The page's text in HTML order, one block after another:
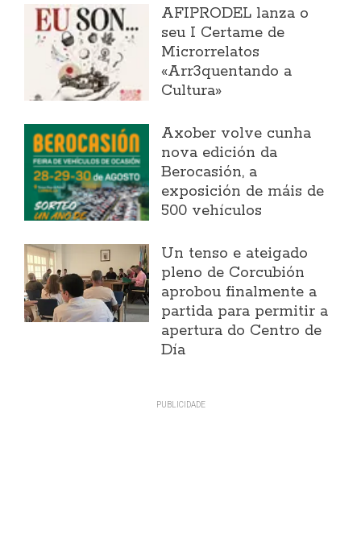
AFIPRODEL lanza o
seu I Certame de
Microrrelatos
«Arr3quentando a
Cultura»
Axober volve cunha
nova edición da
Berocasión, a
exposición de máis de
500 vehículos
Un tenso e ateigado
pleno de Corcubión
aprobou finalmente a
partida para permitir a
apertura do Centro de
Día